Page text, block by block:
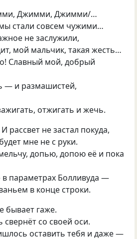
Джимми, Джимми/…
стали совсем чужими…
не заслужили,
мой мальчик, такая жесть…
Славный мой, добрый
— и размашистей,
отжигать и жечь.
рассвет не застал покуда,
мне не с руки.
допью, допою её и пока
параметрах Болливуда —
в конце строки.
бывает гаже.
со своей оси.
оставить тебя и даже —